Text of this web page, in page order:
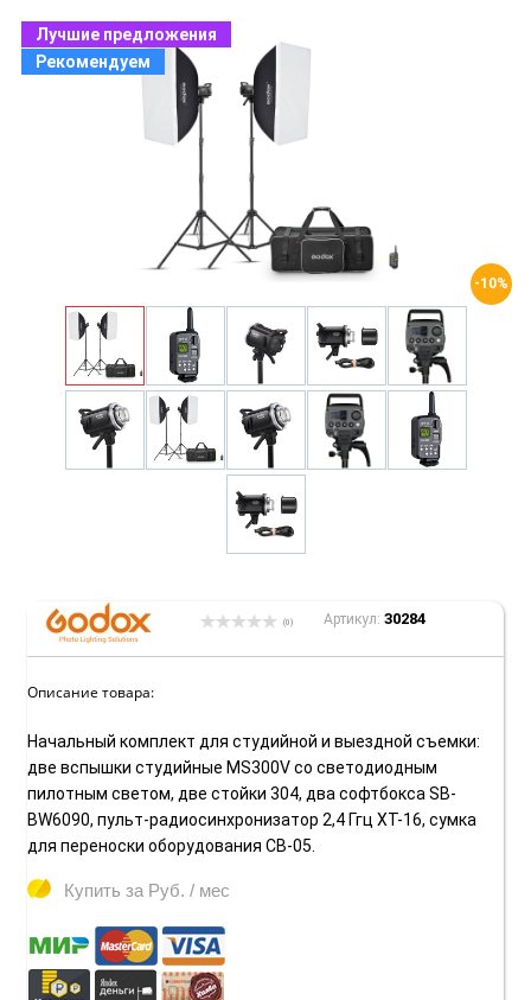
Лучшие предложения
Рекомендуем
-10%
(0) Артикул: 30284
Описание товара:
Начальный комплект для студийной и выездной съемки:
две вспышки студийные MS300V со светодиодным
пилотным светом, две стойки 304, два софтбокса SB-
BW6090, пульт-радиосинхронизатор 2,4 Ггц XT-16, сумка
для переноски оборудования CB-05.
Купить за Руб. / мес